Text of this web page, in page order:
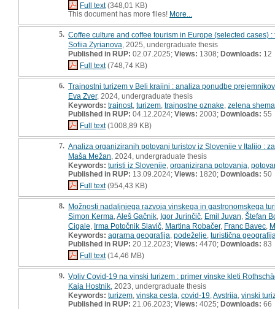
Full text(348,01 KB)
This document has more files! More...
5. Coffee culture and coffee tourism in Europe (selected cases) :
Sofiia Zyrianova , 2025, undergraduate thesis
Published in RUP: 02.07.2025; Views: 1308; Downloads: 12
Full text(748,74 KB)
6. Trajnostni turizem v Beli krajini : analiza ponudbe
Eva Zver, 2024, undergraduate thesis
Keywords: trajnost, turizem trajnostne oznake zelena shema
Published in RUP: 04.12.2024; Views: 2003; Downloads: 55
Full text(1008,89 KB)
7. Analiza organiziranih potovanj turistov iz Slovenije v Italijo :
Maša Mežan , 2024, undergraduate thesis
Keywords: turisti iz Slovenije organizirana potovanja
Published in RUP: 13.09.2024; Views: 1820; Downloads: 50
Full text(954,43 KB)
8. Možnosti nadaljnjega razvoja vinskega in gastronomskega
Simon Kerma Aleš Gačnik Igor Jurinčič Emil Juvan Štefan
Cigale Irma Potočnik Slavič Martina Robačer, Franc Bavec
Keywords: agrarna geografija podeželje turistična
Published in RUP: 20.12.2023; Views: 4470; Downloads: 83
Full text(14,46 MB)
9. Vpliv Covid-19 na vinski turizem : primer vinske kleti
Kaja Hostnik , 2023, undergraduate thesis
Keywords: turizem vinska cesta covid-19 Avstrija vinski
Published in RUP: 21.06.2023; Views: 4025; Downloads: 66